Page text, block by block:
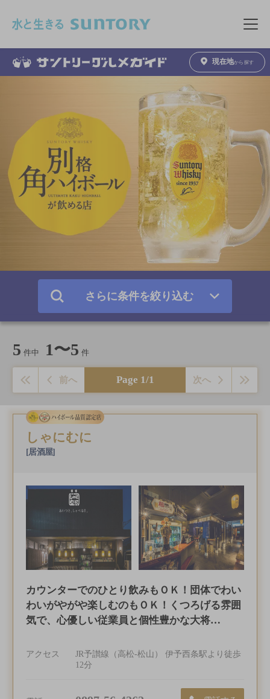
メニュ
現在地から探す
さらに条件を絞り込む
5 件中 1〜5 件
前へ Page 1/1 次へ
しゃにむに
[居酒屋]
カウンターでのひとり飲みもＯＫ！団体でわい
わいがやがや楽しむのもＯＫ！くつろげる雰囲
気で、心優しい従業員と個性豊かな大将…
アクセス
JR予讃線（高松-松山） 伊予西条駅より徒歩
12分